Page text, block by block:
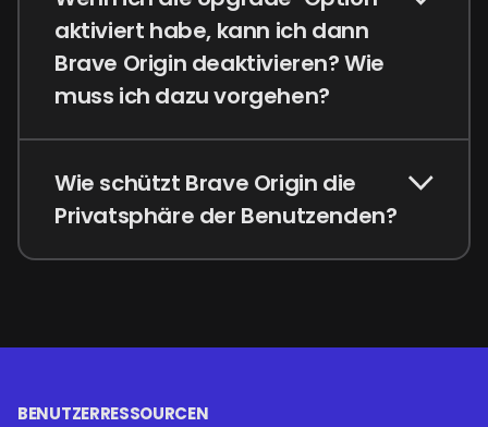
aktiviert habe, kann ich dann
Brave Origin deaktivieren? Wie
muss ich dazu vorgehen?
Wie schützt Brave Origin die
Privatsphäre der Benutzenden?
BENUTZERRESSOURCEN